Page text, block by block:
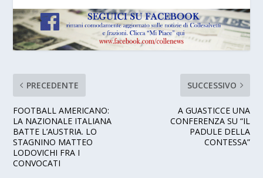
PRECEDENTE
FOOTBALL AMERICANO:
LA NAZIONALE ITALIANA
BATTE L’AUSTRIA. LO
STAGNINO MATTEO
LODOVICHI FRA I
CONVOCATI
SUCCESSIVO
A GUASTICCE UNA
CONFERENZA SU “IL
PADULE DELLA
CONTESSA”